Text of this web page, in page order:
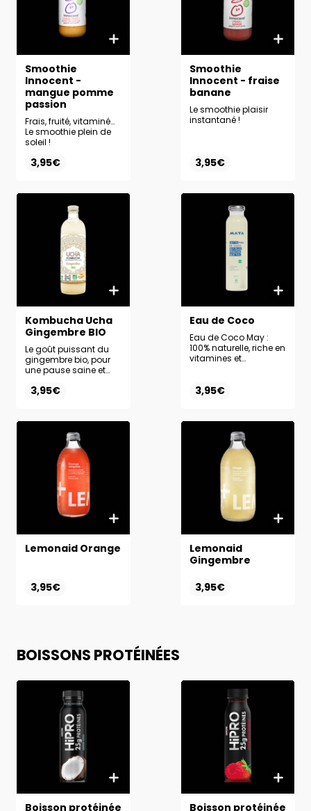
Smoothie
Innocent -
mangue pomme
passion
Frais, fruité, vitaminé…
Le smoothie plein de
soleil !
3,95€
Smoothie
Innocent - fraise
banane
Le smoothie plaisir
instantané !
3,95€
Kombucha Ucha
Gingembre BIO
Le goût puissant du
gingembre bio, pour
une pause saine et
3,95€
Eau de Coco
Eau de Coco May :
100% naturelle, riche en
vitamines et
3,95€
Lemonaid Orange
3,95€
Lemonaid
Gingembre
3,95€
BOISSONS PROTÉINÉES
Boisson protéinée Boisson protéinée